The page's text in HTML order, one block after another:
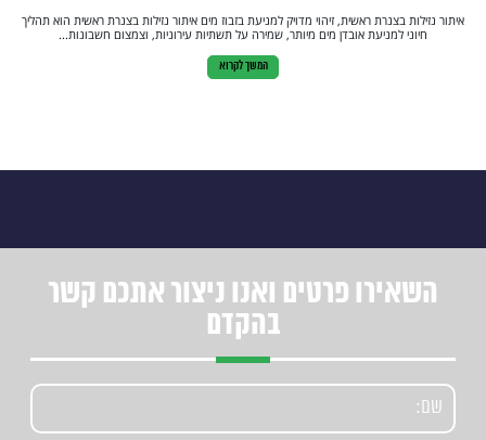
איתור נזילות בצנרת ראשית, זיהוי מדויק למניעת בזבוז מים איתור נזילות בצנרת ראשית הוא תהליך
חיוני למניעת אובדן מים מיותר, שמירה על תשתיות עירוניות, וצמצום חשבונות...
המשך לקרוא
השאירו פרטים ואנו ניצור אתכם קשר
בהקדם